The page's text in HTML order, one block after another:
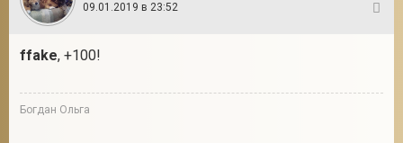
09.01.2019 в 23:52
ffake, +100!
Богдан Ольга